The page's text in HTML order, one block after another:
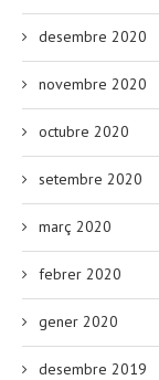
desembre 2020
novembre 2020
octubre 2020
setembre 2020
març 2020
febrer 2020
gener 2020
desembre 2019